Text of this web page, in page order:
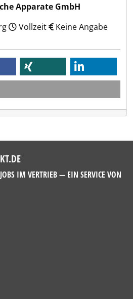
Apparate GmbH
Vollzeit Keine Angabe
IM VERTRIEB — EIN SERVICE VON